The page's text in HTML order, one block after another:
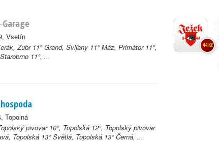
Vsetín
Zubr 11° Grand, Svijany 11° Máz, Primátor 11°,
11°, ...
44 Kč
Topolná
pivovar 10°, Topolská 12°, Topolský pivovar
Topolská 13° Světlá, Topolská 13° Černá, ...